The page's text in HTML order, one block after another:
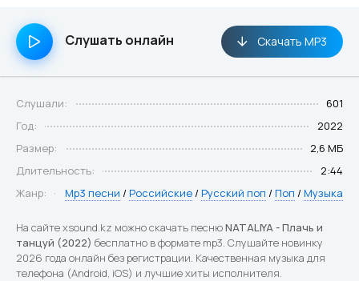
Слушать онлайн Скачать MP3
Слушали:
601
Год:
2022
Размер:
2,6 МБ
Длительность:
2:44
Жанр:
Mp3 песни / Российские / Русский поп / Поп / Музыка
На сайте xsound.kz можно скачать песнюNATALIYA - Плачь и
танцуй (2022) бесплатно в формате mp3. Слушайте новинку
2026 года онлайн без регистрации. Качественная музыка для
телефона (Android, iOS) и лучшие хиты исполнителя.